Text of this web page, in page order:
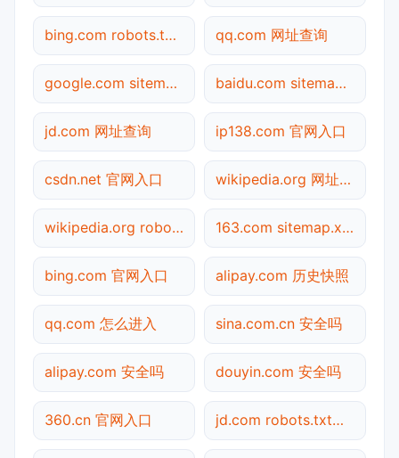
bing.com robots.txt检测 qq.com 网址查询
google.com sitemap.xml检测 baidu.com sitemap.xml检测
jd.com 网址查询 ip138.com 官网入口
csdn.net 官网入口 wikipedia.org 网址查询
wikipedia.org robots.txt检测 163.com sitemap.xml检测
bing.com 官网入口 alipay.com 历史快照
qq.com 怎么进入 sina.com.cn 安全吗
alipay.com 安全吗 douyin.com 安全吗
360.cn 官网入口 jd.com robots.txt检测